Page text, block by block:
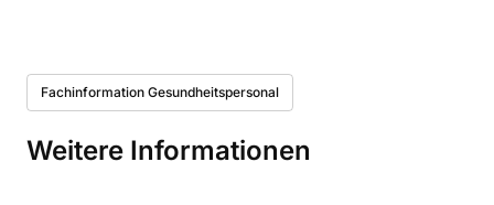
Fachinformation Gesundheitspersonal
Weitere Informationen